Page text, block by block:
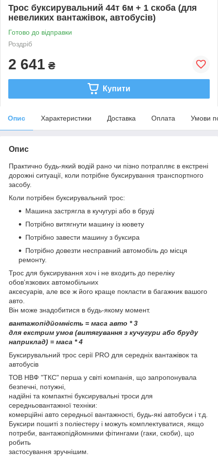
Трос буксирувальний 44т 6м + 1 скоба (для
невеликих вантажівок, автобусів)
Готово до відправки
Роздріб
2 641 ₴
Купити
Опис Характеристики Доставка Оплата Умови
Опис
Практично будь-який водій рано чи пізно потрапляє в екстрені
дорожні ситуації, коли потрібне буксирування транспортного
засобу.
Коли потрібен буксирувальний трос:
Машина застрягла в кучугурі або в бруді
Потрібно витягнути машину із кювету
Потрібно завести машину з буксира
Потрібно довезти несправний автомобіль до місця
ремонту.
Трос для буксирування хоч і не входить до переліку
обовʼязкових автомобільних
аксесуарів, але все ж його краще покласти в багажник вашого
авто.
Він може знадобитися в будь-якому момент.
вантажопідйомність = маса авто * 3
для екстрим умов (витягування з кучугури або бруду
наприклад) = маса * 4
Буксирувальний трос серії PRO для середніх вантажівок та
автобусів
ТОВ НВФ "ТКС" перша у світі компанія, що запропонувала
безпечні, потужні,
надійні та компактні буксирувальні троси для
середньовантажної техніки:
комерційні авто середньої вантажності, будь-які автобуси і т.д.
Буксири пошиті з поліестеру і можуть комплектуватися, якщо
потреби, вантажопідйомними фітингами (гаки, скоби), що
робить
застосування зручнішим.